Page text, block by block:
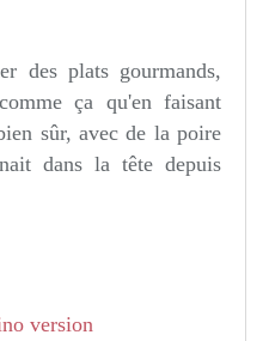
des plats gourmands,
ça qu'en faisant
sûr, avec de la poire
dans la tête depuis